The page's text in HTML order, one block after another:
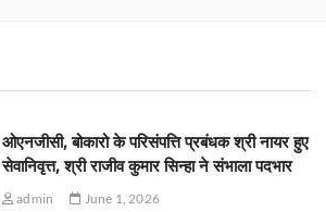
ओएनजीसी, बोकारो के परिसंपत्ति प्रबंधक श्री नायर हुए
सेवानिवृत्त, श्री राजीव कुमार सिन्हा ने संभाला पदभार
admin June 1, 2026